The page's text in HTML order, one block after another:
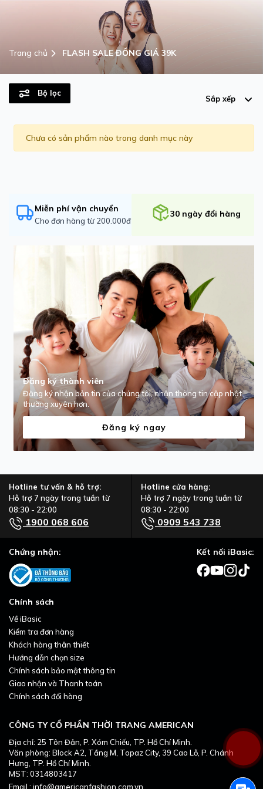
Trang chủ FLASH SALE ĐỒNG GIÁ 39K
FLASH SALE ĐỒNG GIÁ 39K
Bộ lọc
Sắp xếp
Chưa có sản phẩm nào trong danh mục này
Miễn phí vận chuyển
Cho đơn hàng từ 200.000đ
30 ngày đổi hàng
Đăng ký thành viên
Đăng ký nhận bản tin của chúng tôi, nhận thông tin cập nhật
thường xuyên hơn.
Đăng ký ngay
Hotline tư vấn & hỗ trợ:
Hỗ trợ 7 ngày trong tuần từ
08:30 - 22:00
1900 068 606
Hotline cửa hàng:
Hỗ trợ 7 ngày trong tuần từ
08:30 - 22:00
0909 543 738
CÔNG TY CỔ PHẦN THỜI TRANG AMERICAN
Địa chỉ: 25 Tôn Đản, P. Xóm Chiếu, TP. Hồ Chí Minh.
Văn phòng: Block A2, Tầng M, Topaz City, 39 Cao Lỗ, P. Chánh
Hưng, TP. Hồ Chí Minh.
MST: 0314803417
Email : info@americanfashion.com.vn
Chính sách
Về iBasic
Kiểm tra đơn hàng
Khách hàng thân thiết
Hướng dẫn chọn size
Chính sách bảo mật thông tin
Giao nhận và Thanh toán
Chính sách đổi hàng
Chứng nhận: Kết nối iBasic: